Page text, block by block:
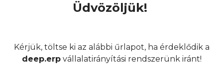
Üdvözöljük!
Kérjük, töltse ki az alábbi űrlapot, ha érdeklődik a
deep.erpvállalatirányítási rendszerünk iránt!